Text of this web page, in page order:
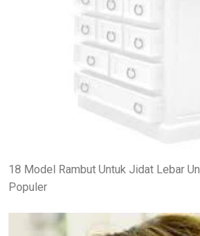
18 Model Rambut Untuk Jidat Lebar
Populer